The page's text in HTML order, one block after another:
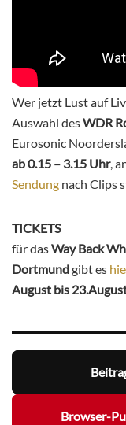
Wer jetzt Lust auf
Auswahl desWDR
Eurosonic
ab 0.15 – 3.15 Uhr,
Sendung nach Clips
TICKETS
für dasWay Back
Dortmundgibt es
August bis
Browser-